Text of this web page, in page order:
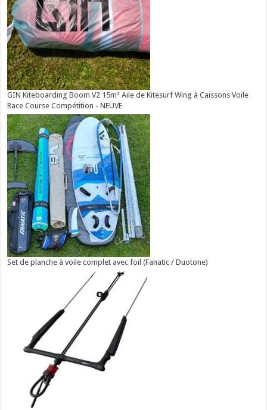
GIN Kiteboarding Boom V2 15m² Aile de Kitesurf Wing à Caissons Voile
Race Course Compétition - NEUVE
Set de planche à voile complet avec foil (Fanatic / Duotone)